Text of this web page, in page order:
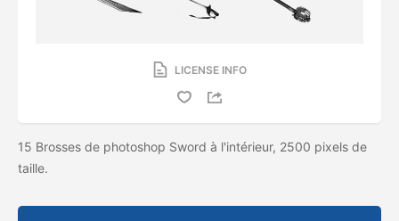
LICENSE INFO
15 Brosses de photoshop Sword à l'intérieur, 2500 pixels de
taille.